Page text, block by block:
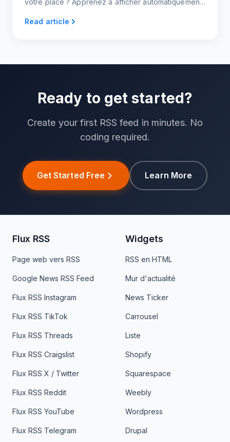
votre place ? Apprenez à afficher automatiquement
RSS.
Read article
Ready to get started?
Create your first RSS feed in minutes. No
coding required.
Get Started Free Learn More
Flux RSS
Page web vers RSS
Google News RSS Feed
Flux RSS Instagram
Flux RSS TikTok
Flux RSS Threads
Flux RSS Craigslist
Flux RSS X / Twitter
Flux RSS Reddit
Flux RSS YouTube
Flux RSS Telegram
Widgets
RSS en HTML
Mur d'actualité
News Ticker
Carrousel
Liste
Shopify
Squarespace
Weebly
Wordpress
Drupal